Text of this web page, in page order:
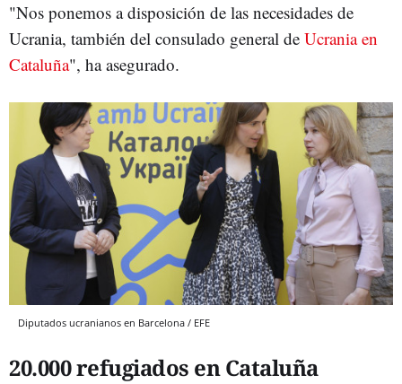
"Nos ponemos a disposición de las necesidades de
Ucrania, también del consulado general de Ucrania en
Cataluña", ha asegurado.
Diputados ucranianos en Barcelona / EFE
20.000 refugiados en Cataluña